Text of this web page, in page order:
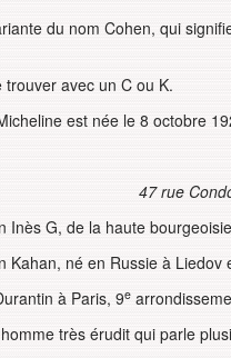
du nom Cohen, qui
avec un C ou K.
est née le 8 octobre
47 rue
Inès G, de la haute
Kahan, né en Russie à Liedov
à Paris, 9e
très érudit qui parle